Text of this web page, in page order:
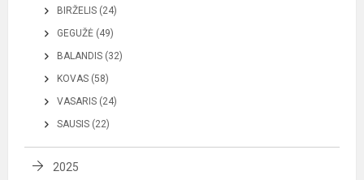
BIRŽELIS (24)
GEGUŽĖ (49)
BALANDIS (32)
KOVAS (58)
VASARIS (24)
SAUSIS (22)
2025